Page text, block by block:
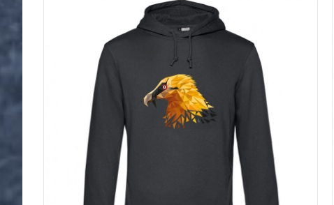
Las
opciones
se
elegir
en
la
página